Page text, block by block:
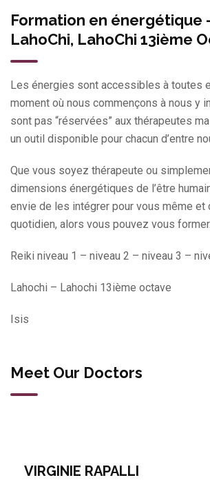
Formation en énergétique
LahoChi, LahoChi 13ième
Les énergies sont accessibles à toutes
moment où nous commençons à nous y
sont pas “réservées” aux thérapeutes
un outil disponible pour chacun d’entre
Que vous soyez thérapeute ou
dimensions énergétiques de l’être
envie de les intégrer pour vous même et
quotidien, alors vous pouvez vous former.
Reiki niveau 1 – niveau 2 – niveau 3 –
Lahochi – Lahochi 13ième octave
Isis
Meet Our Doctors
VIRGINIE RAPALLI